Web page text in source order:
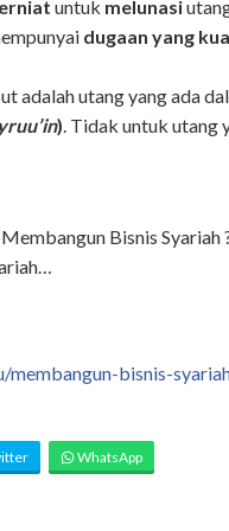
untuk melunasi
dugaan yang
adalah utang yang ada
). Tidak untuk utang
Bisnis Syariah
bisnis-
WhatsApp